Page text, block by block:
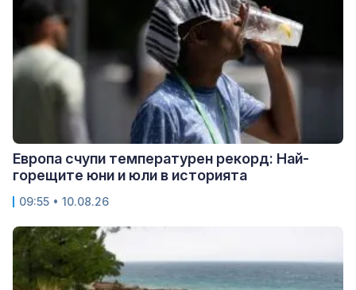
Европа счупи температурен рекорд: Най-
горещите юни и юли в историята
09:55 • 10.08.26